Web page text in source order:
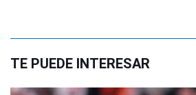
TE PUEDE INTERESAR